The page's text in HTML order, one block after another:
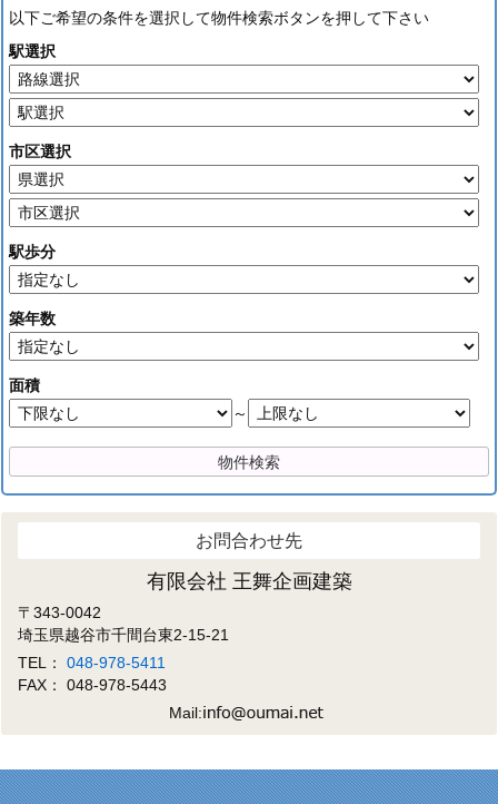
以下ご希望の条件を選択して物件検索ボタンを押して下さい
駅選択
市区選択
駅歩分
築年数
面積
～
お問合わせ先
有限会社 王舞企画建築
〒343-0042
埼玉県越谷市千間台東2-15-21
TEL：048-978-5411
FAX： 048-978-5443
Mail: